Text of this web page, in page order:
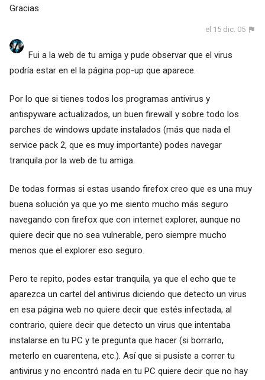
Gracias
el 15 dic. 05
Fui a la web de tu amiga y pude observar que el virus
podría estar en el la página pop-up que aparece.
Por lo que si tienes todos los programas antivirus y
antispyware actualizados, un buen firewall y sobre todo los
parches de windows update instalados (más que nada el
service pack 2, que es muy importante) podes navegar
tranquila por la web de tu amiga.
De todas formas si estas usando firefox creo que es una muy
buena solución ya que yo me siento mucho más seguro
navegando con firefox que con internet explorer, aunque no
quiere decir que no sea vulnerable, pero siempre mucho
menos que el explorer eso seguro.
Pero te repito, podes estar tranquila, ya que el echo que te
aparezca un cartel del antivirus diciendo que detecto un virus
en esa página web no quiere decir que estés infectada, al
contrario, quiere decir que detecto un virus que intentaba
instalarse en tu PC y te pregunta que hacer (si borrarlo,
meterlo en cuarentena, etc.). Así que si pusiste a correr tu
antivirus y no encontró nada en tu PC quiere decir que no hay